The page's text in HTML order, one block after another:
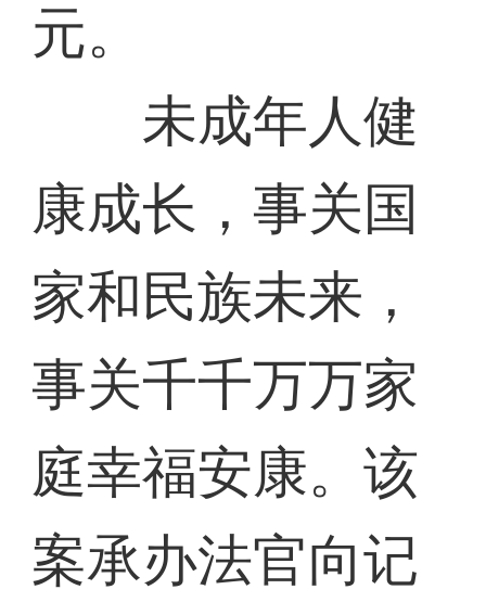
元。
未成年人健
康成长，事关国
家和民族未来，
事关千千万万家
庭幸福安康。该
案承办法官向记